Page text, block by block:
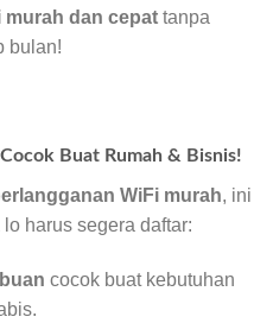
murah dan cepat tanpa
bulan!
Buat Rumah & Bisnis!
WiFi murah, ini
harus segera daftar:
cocok buat kebutuhan